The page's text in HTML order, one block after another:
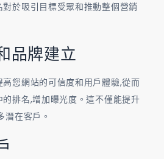
於吸引目標受眾和推動整個營銷
品牌建立
您網站的可信度和用戶體驗,從而
排名,增加曝光度。這不僅能提升
潛在客戶。